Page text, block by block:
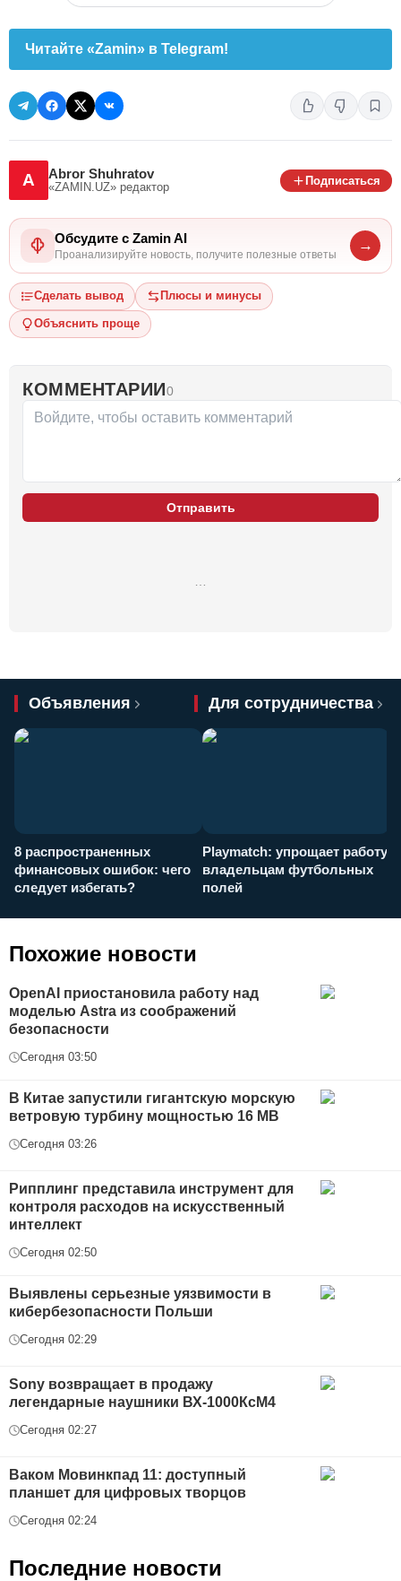
Читайте «Zamin» в Telegram!
A Abror Shuhratov
«ZAMIN.UZ» редактор
Подписаться
Обсудите с Zamin AI
Проанализируйте новость, получите полезные ответы
→
Сделать вывод Плюсы и минусы
Объяснить проще
КОММЕНТАРИИ0
Отправить
…
Объявления Для сотрудничества
8 распространенных
финансовых ошибок: чего
следует избегать?
Playmatch: упрощает работу
владельцам футбольных
полей
Похожие новости
OpenAI приостановила работу над
моделью Astra из соображений
безопасности
Сегодня 03:50
В Китае запустили гигантскую морскую
ветровую турбину мощностью 16 МВ
Сегодня 03:26
Рипплинг представила инструмент для
контроля расходов на искусственный
интеллект
Сегодня 02:50
Выявлены серьезные уязвимости в
кибербезопасности Польши
Сегодня 02:29
Sony возвращает в продажу
легендарные наушники ВХ-1000КсМ4
Сегодня 02:27
Ваком Мовинкпад 11: доступный
планшет для цифровых творцов
Сегодня 02:24
Последние новости